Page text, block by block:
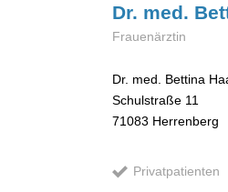
Dr. med.
Frauenärztin
Dr. med. Bettina
Schulstraße 11
71083 Herrenberg
Privatpatienten